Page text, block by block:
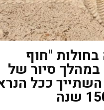
"חוף
סיור של
השתייך ככל